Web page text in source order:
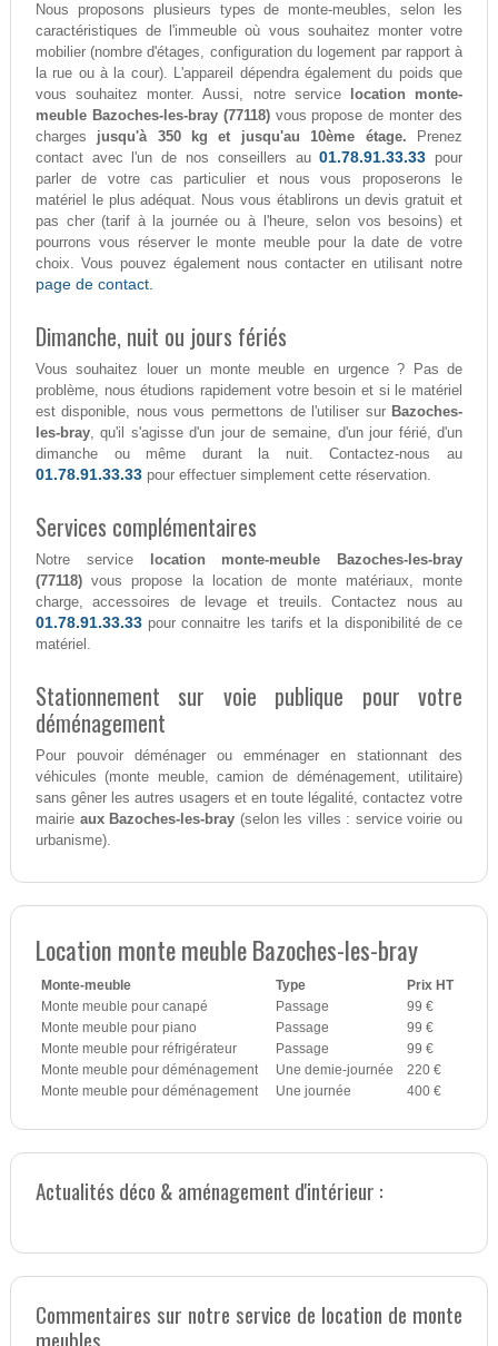
Nous proposons plusieurs types de monte-meubles, selon les
caractéristiques de l'immeuble où vous souhaitez monter votre
mobilier (nombre d'étages, configuration du logement par rapport à
la rue ou à la cour). L'appareil dépendra également du poids que
vous souhaitez monter. Aussi, notre service
location monte-
meuble Bazoches-les-bray (77118)vous propose de monter des
charges jusqu'à 350 kg et jusqu'au 10ème étage. Prenez
contact avec l'un de nos conseillers au01.78.91.33.33 pour
parler de votre cas particulier et nous vous proposerons le
matériel le plus adéquat. Nous vous établirons un devis gratuit et
pas cher (tarif à la journée ou à l'heure, selon vos besoins) et
pourrons vous réserver le monte meuble pour la date de votre
choix. Vous pouvez également nous contacter en utilisant notre
page de contact.
Dimanche, nuit ou jours fériés
Vous souhaitez louer un monte meuble en urgence ? Pas de
problème, nous étudions rapidement votre besoin et si le matériel
est disponible, nous vous permettons de l'utiliser sur Bazoches-
les-bray, qu'il s'agisse d'un jour de semaine, d'un jour férié, d'un
dimanche ou même durant la nuit. Contactez-nous au
01.78.91.33.33 pour effectuer simplement cette réservation.
Services complémentaires
Notre service
location monte-meuble Bazoches-les-bray
(77118)vous propose la location de monte matériaux, monte
charge, accessoires de levage et treuils. Contactez nous au
01.78.91.33.33 pour connaitre les tarifs et la disponibilité de ce
matériel.
Stationnement sur voie publique pour votre
déménagement
Pour pouvoir déménager ou emménager en stationnant des
véhicules (monte meuble, camion de déménagement, utilitaire)
sans gêner les autres usagers et en toute légalité, contactez votre
mairie aux Bazoches-les-bray (selon les villes : service voirie ou
urbanisme).
Location monte meuble Bazoches-les-bray
Monte-meuble Type
Prix HT
Monte meuble pour canapé
Passage
99 €
Monte meuble pour piano
Passage
99 €
Monte meuble pour réfrigérateur
Passage
99 €
Monte meuble pour déménagement
Une demie-journée
220 €
Monte meuble pour déménagement
Une journée 400 €
Actualités déco & aménagement d'intérieur :
Commentaires sur notre service de location de monte